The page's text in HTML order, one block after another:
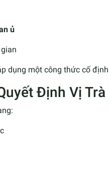
ủ
dụng một công thức cố
Định Vị Trà